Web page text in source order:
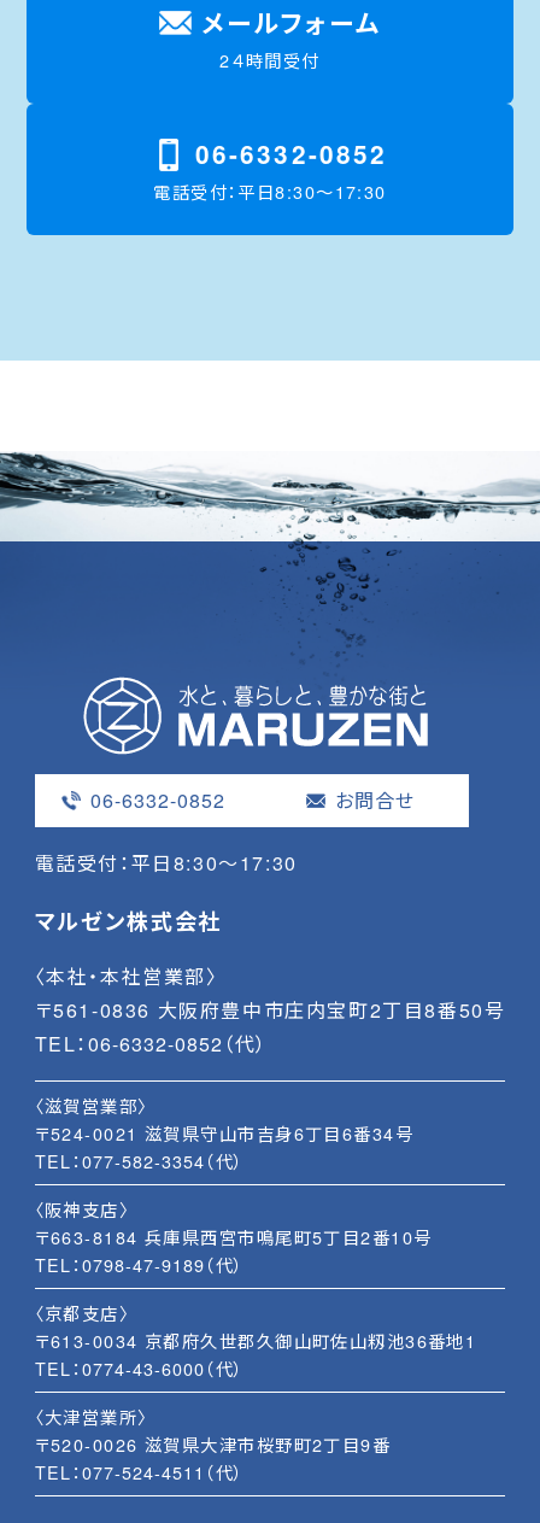
メールフォーム
2４時間受付
06-6332-0852
電話受付：平日8:30〜17:30
06-6332-0852 お問合せ
電話受付：平日8:30〜17:30
マルゼン株式会社
〈本社・本社営業部〉
〒561-0836 大阪府豊中市庄内宝町2丁目8番50号
TEL： 06-6332-0852 （代）
〈滋賀営業部〉
〒524-0021 滋賀県守山市吉身6丁目6番34号
TEL：077-582-3354（代）
〈阪神支店〉
〒663-8184 兵庫県西宮市鳴尾町5丁目2番10号
TEL：0798-47-9189（代）
〈京都支店〉
〒613-0034 京都府久世郡久御山町佐山籾池36番地1
TEL：0774-43-6000（代）
〈大津営業所〉
〒520-0026 滋賀県大津市桜野町2丁目9番
TEL：077-524-4511 （代）